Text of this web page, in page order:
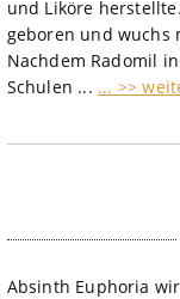
und Liköre
geboren und wuchs
Nachdem Radomil
Schulen ... ... >>
Absinth Euphoria